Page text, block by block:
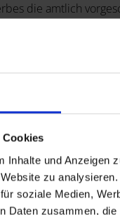
Cookies
Inhalte und Anzeigen
zu
soziale Medien,
Daten zusammen,
die amtlich
Personalausweis oder
Kopie des
bei
EU-Bürger
erlaubt ist